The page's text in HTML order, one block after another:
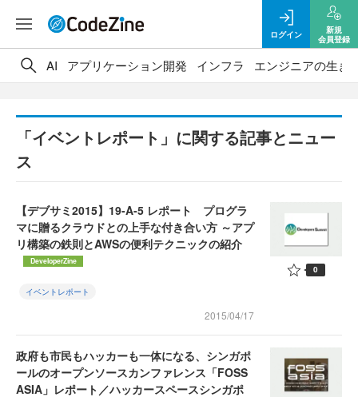
ログイン
新規
会員登録
AI アプリケーション開発 インフラ エンジニアの生き
「イベントレポート」に関する記事とニュー
ス
【デブサミ2015】19-A-5 レポート プログラ
マに贈るクラウドとの上手な付き合い方 ～アプ
リ構築の鉄則とAWSの便利テクニックの紹介
DeveloperZine
イベントレポート
2015/04/17
0
政府も市民もハッカーも一体になる、シンガポ
ールのオープンソースカンファレンス「FOSS
ASIA」レポート／ハッカースペースシンガポ